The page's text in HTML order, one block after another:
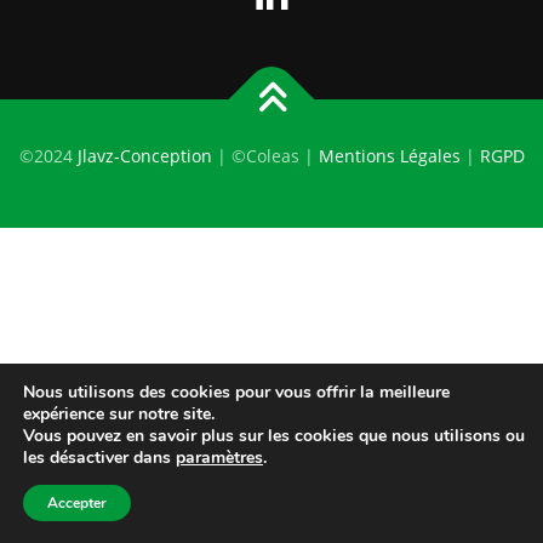
©2024 Jlavz-Conception | ©Coleas | Mentions Légales | RGPD
Nous utilisons des cookies pour vous offrir la meilleure
expérience sur notre site.
Vous pouvez en savoir plus sur les cookies que nous utilisons ou
les désactiver dans paramètres.
Accepter